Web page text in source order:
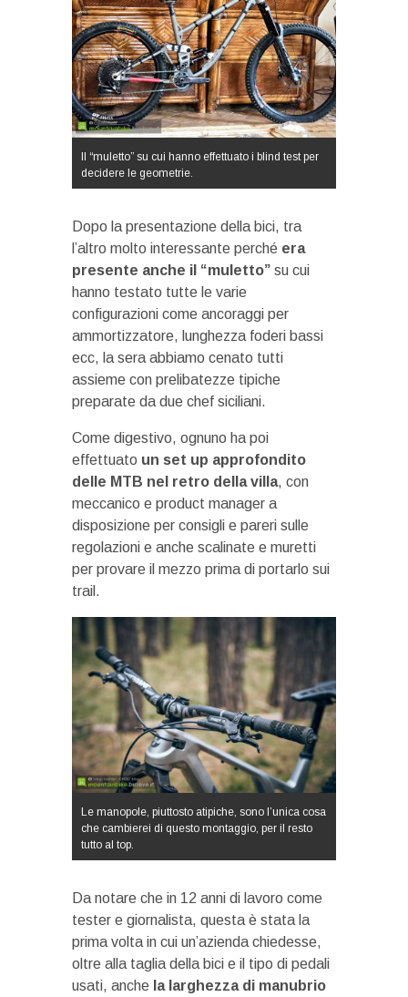
Il “muletto” su cui hanno effettuato i blind test per
decidere le geometrie.
Dopo la presentazione della bici, tra
l’altro molto interessante perché era
presente anche il “muletto” su cui
hanno testato tutte le varie
configurazioni come ancoraggi per
ammortizzatore, lunghezza foderi bassi
ecc, la sera abbiamo cenato tutti
assieme con prelibatezze tipiche
preparate da due chef siciliani.
Come digestivo, ognuno ha poi
effettuato un set up approfondito
delle MTB nel retro della villa, con
meccanico e product manager a
disposizione per consigli e pareri sulle
regolazioni e anche scalinate e muretti
per provare il mezzo prima di portarlo sui
trail.
Le manopole, piuttosto atipiche, sono l’unica cosa
che cambierei di questo montaggio, per il resto
tutto al top.
Da notare che in 12 anni di lavoro come
tester e giornalista, questa è stata la
prima volta in cui un’azienda chiedesse,
oltre alla taglia della bici e il tipo di pedali
usati, anche la larghezza di manubrio